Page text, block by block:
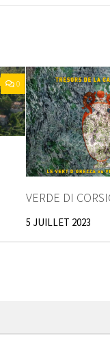
0
VERDE DI
5 JUILLET 2023